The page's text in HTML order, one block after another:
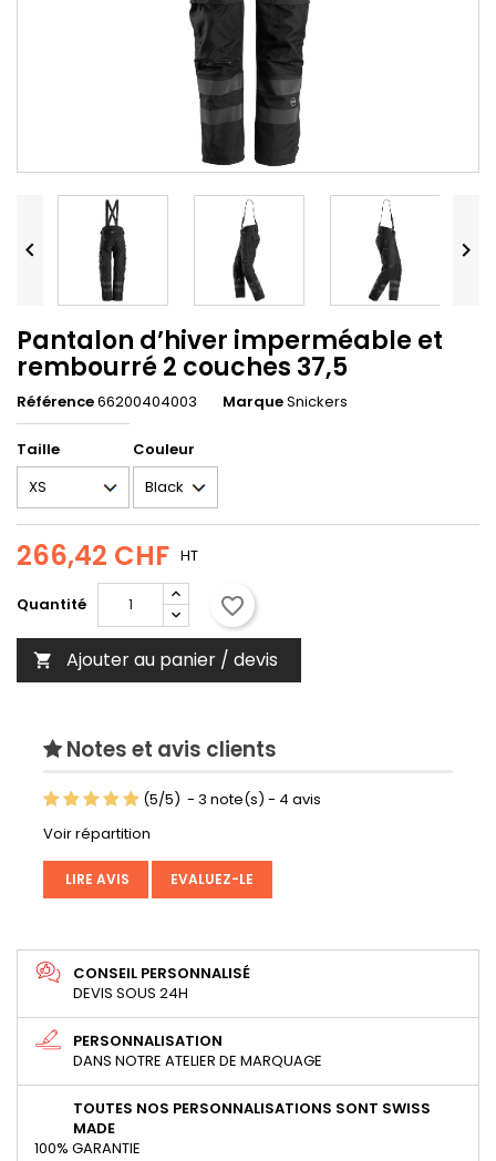
 
Pantalon d’hiver imperméable et
rembourré 2 couches 37,5
Référence66200404003 MarqueSnickers
Taille Couleur
266,42 CHF HT
Quantité favorite_border
 Ajouter au panier / devis
Notes et avis clients
(5/5) - 3 note(s) - 4 avis
Voir répartition
LIRE AVIS EVALUEZ-LE
CONSEIL PERSONNALISÉ
DEVIS SOUS 24H
PERSONNALISATION
DANS NOTRE ATELIER DE MARQUAGE
TOUTES NOS PERSONNALISATIONS SONT SWISS
MADE
100% GARANTIE